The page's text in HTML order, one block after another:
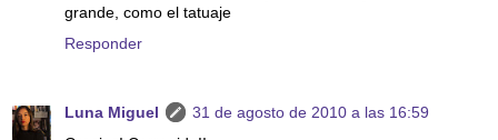
grande, como el tatuaje
Responder
Luna Miguel
31 de agosto de 2010 a las 16:59